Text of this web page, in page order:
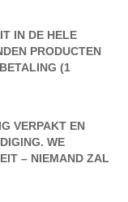
IN DE HELE
PRODUCTEN
(1
VERPAKT EN
WE
– NIEMAND ZAL